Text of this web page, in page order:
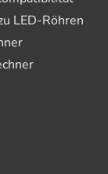
LED-Röhren